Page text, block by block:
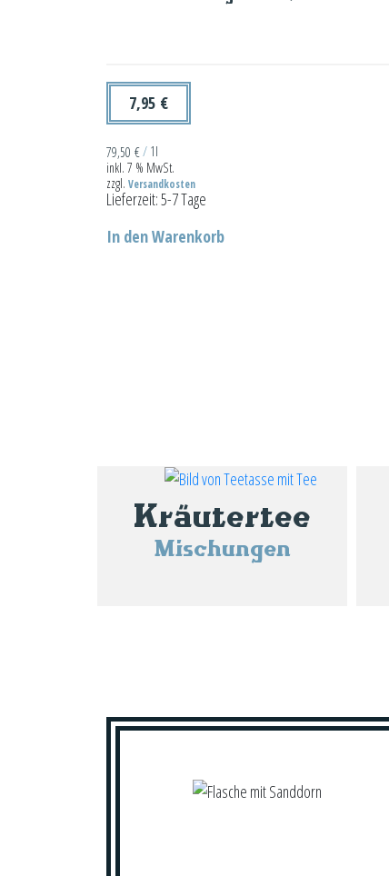
7,95 €
79,50 €/ 1l
inkl. 7 % MwSt.
zzgl. Versandkosten
Lieferzeit:5-7 Tage
In den Warenkorb
Kräutertee
Mischungen